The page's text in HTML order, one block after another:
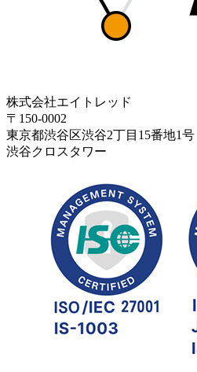
株式会社エイトレッド
〒150-0002
東京都渋谷区渋谷2丁目15番地1号
渋谷クロスタワー